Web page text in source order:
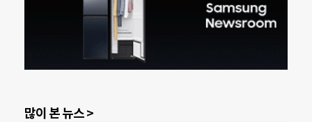
많이 본 뉴스 >